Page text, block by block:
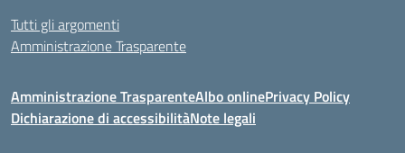
Tutti gli argomenti
Amministrazione Trasparente
Amministrazione TrasparenteAlbo onlinePrivacy Policy
Dichiarazione di accessibilitàNote legali